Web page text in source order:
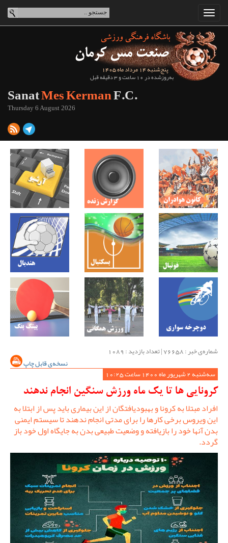
پنج‌شنبه 14 مرداد ماه 1405
به‌روزشده در 10 ساعت و 3 دقیقه قبل
SanatMes KermanF.C.
Thursday 6 August 2026
شماره‌ی خبر : ‌76658 | تعداد بازدید : 1089
نسخه‌ی قابل چاپ
سه‌شنبه 2 شهریور ماه 1400 ساعت 10:25
کرونایی ها تا یک ماه ورزش سنگین انجام ندهند
افراد مبتلا به کرونا و بهبودیافتگان از این بیماری باید پس از ابتلا به
این ویروس برخی کارها را برای مدتی انجام ندهند تا سیستم ایمنی
بدن آنها خود را بازیافته و وضعیت طبیعی بدن به جایگاه اول خود باز
گردد.